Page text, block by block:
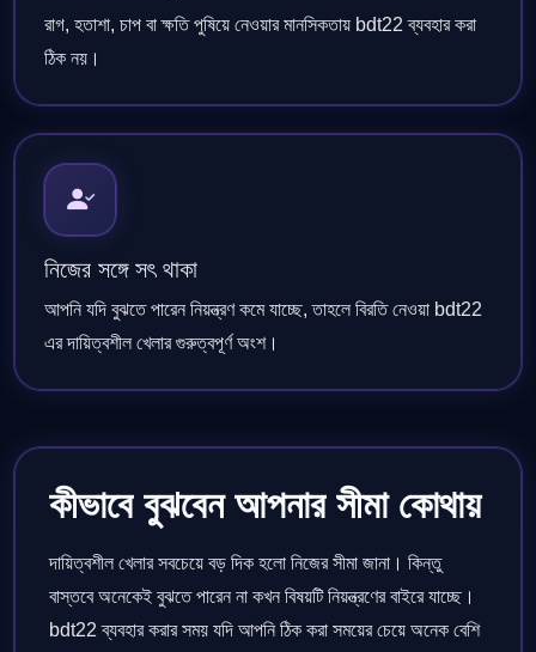
রাগ, হতাশা, চাপ বা ক্ষতি পুষিয়ে নেওয়ার মানসিকতায় bdt22 ব্যবহার করা
ঠিক নয়।
নিজের সঙ্গে সৎ থাকা
আপনি যদি বুঝতে পারেন নিয়ন্ত্রণ কমে যাচ্ছে, তাহলে বিরতি নেওয়া bdt22
এর দায়িত্বশীল খেলার গুরুত্বপূর্ণ অংশ।
কীভাবে বুঝবেন আপনার সীমা কোথায়
দায়িত্বশীল খেলার সবচেয়ে বড় দিক হলো নিজের সীমা জানা। কিন্তু
বাস্তবে অনেকেই বুঝতে পারেন না কখন বিষয়টি নিয়ন্ত্রণের বাইরে যাচ্ছে।
bdt22 ব্যবহার করার সময় যদি আপনি ঠিক করা সময়ের চেয়ে অনেক বেশি